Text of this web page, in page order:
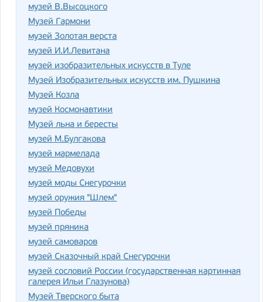
музей В.Высоцкого
Музей Гармони
музей Золотая верста
музей И.И.Левитана
музей изобразительных искусств в Туле
Музей Изобразительных искусств им. Пушкина
Музей Козла
музей Космонавтики
Музей льна и бересты
музей М.Булгакова
музей мармелада
музей Медовухи
музей моды Снегурочки
музей оружия "Шлем"
музей Победы
музей пряника
музей самоваров
музей Сказочный край Снегурочки
музей сословий России (государственная картинная
галерея Ильи Глазунова)
Музей Тверского быта